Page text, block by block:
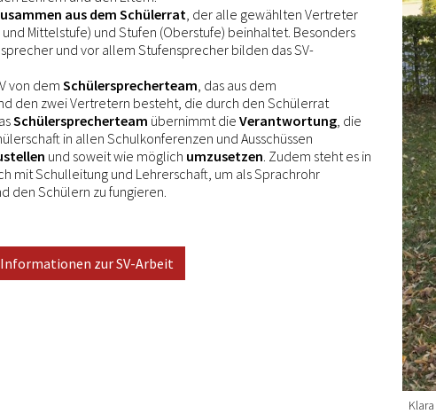
aus dem Schülerrat, der alle gewählten Vertreter
und Mittelstufe) und Stufen (Oberstufe) beinhaltet. Besonders
und vor allem Stufensprecher bilden das SV-
von dem Schülersprecherteam, das aus dem
den zwei Vertretern besteht, die durch den Schülerrat
Schülersprecherteam übernimmt die Verantwortung, die
in allen Schulkonferenzen und Ausschüssen
und soweit wie möglich umzusetzen. Zudem steht es in
mit Schulleitung und Lehrerschaft, um als Sprachrohr
den Schülern zu fungieren.
zur SV-Arbeit